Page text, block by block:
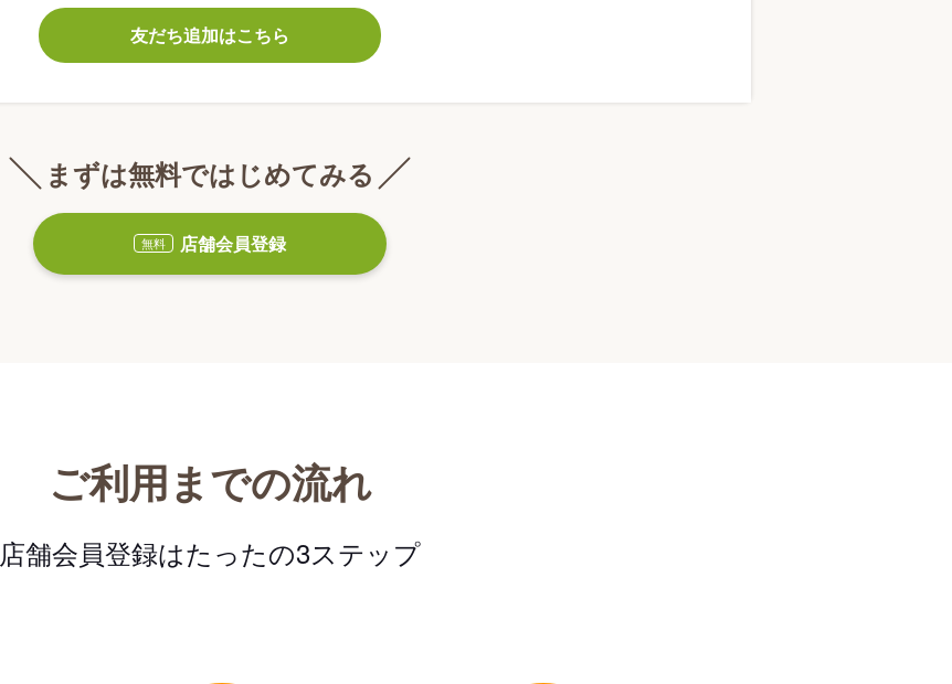
友だち追加はこちら
まずは無料ではじめてみる
無料 店舗会員登録
ご利用までの流れ
店舗会員登録はたったの3ステップ